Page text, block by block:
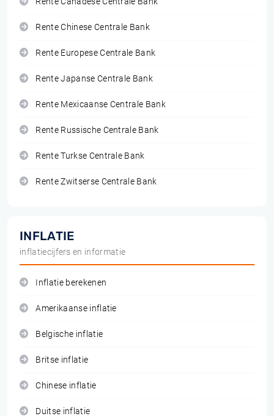
Rente Chinese Centrale Bank
Rente Europese Centrale Bank
Rente Japanse Centrale Bank
Rente Mexicaanse Centrale Bank
Rente Russische Centrale Bank
Rente Turkse Centrale Bank
Rente Zwitserse Centrale Bank
INFLATIE
inflatiecijfers en informatie
Inflatie berekenen
Amerikaanse inflatie
Belgische inflatie
Britse inflatie
Chinese inflatie
Duitse inflatie